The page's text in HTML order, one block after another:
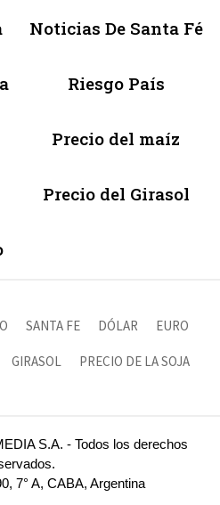
Noticias De Santa Fé
Riesgo País
Precio del maíz
Precio del Girasol
SANTA FE DÓLAR EURO
GIRASOL PRECIO DE LA SOJA
S.A. - Todos los derechos
7° A, CABA, Argentina